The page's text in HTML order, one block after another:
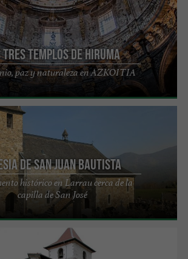
Tres Templos de Hiruma
paz y naturaleza en AZKOITIA
de San Juan Bautista
histórico en Larrau cerca de la
capilla de San José